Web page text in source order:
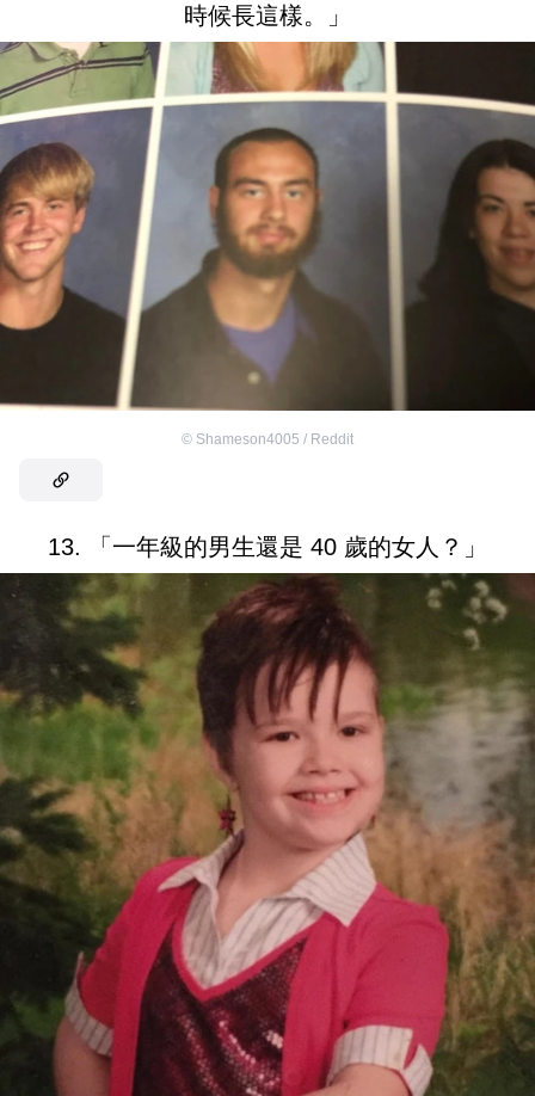
時候長這樣。」
© Shameson4005 / Reddit
13. 「一年級的男生還是 40 歲的女人？」